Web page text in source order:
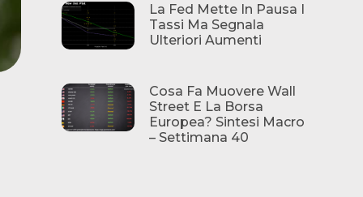
La Fed Mette In Pausa I
Tassi Ma Segnala
Ulteriori Aumenti
Cosa Fa Muovere Wall
Street E La Borsa
Europea? Sintesi Macro
– Settimana 40